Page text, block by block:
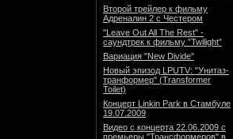
Второй трейлер к фильму
Адреналин 2 с Честером
"Leave Out All The Rest" -
саундтрек к фильму ”Twilight”
Вариация "New Divide"
Новый эпизод LPUTV: "Унитаз-
транформер" (Transformer
Toilet)
Концерт Linkin Park в Стамбуле
19.07.2009
Видео с концерта 22.06.2009 с
премьеры "Трансформеров" в